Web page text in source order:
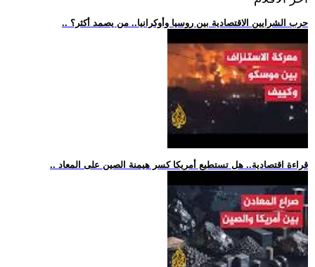
.. حرب الشرايين الاقتصادية بين روسيا وأوكرانيا.. من يصمد أكثر؟
.. قراءة اقتصادية.. هل تستطيع أمريكا كسر هيمنة الصين على المعاد